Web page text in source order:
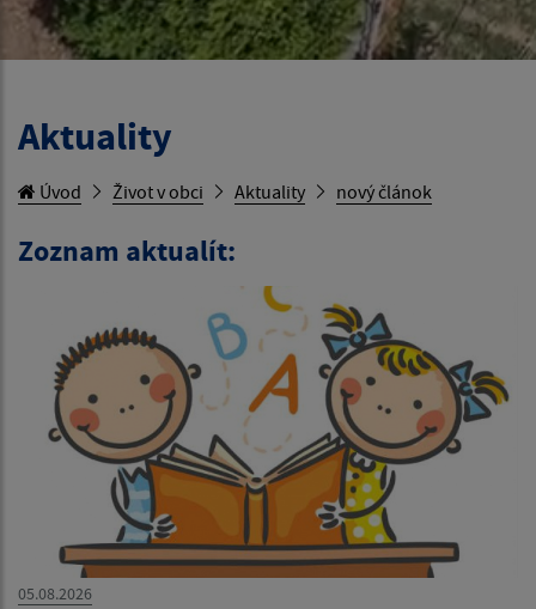
Aktuality
Úvod Život v obci Aktuality nový článok
Zoznam aktualít:
05.08.2026